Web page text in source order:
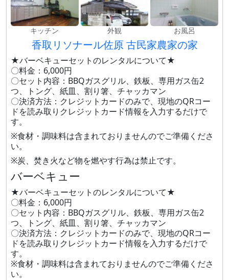
キッチン 外観 お風呂
香取リソナール佐原 古民家農家の家
★バーベキューセットのレンタルについて★
〇料金：6,000円
〇セット内容：BBQガスグリル、鉄板、専用ガス缶2
つ、トング、紙皿、割り箸、チャッカマン
〇決済方法：クレジットカードのみで、現地のQRコー
ドを読み取りクレジットカード情報を入力するだけで
す。
※食材・調味料は含まれておりませんのでご準備くださ
い。
※炭、焚き火など物を燃やす行為は禁止です。
バーベキュー
★バーベキューセットのレンタルについて★
〇料金：6,000円
〇セット内容：BBQガスグリル、鉄板、専用ガス缶2
つ、トング、紙皿、割り箸、チャッカマン
〇決済方法：クレジットカードのみで、現地のQRコー
ドを読み取りクレジットカード情報を入力するだけで
す。
※食材・調味料は含まれておりませんのでご準備くださ
い。